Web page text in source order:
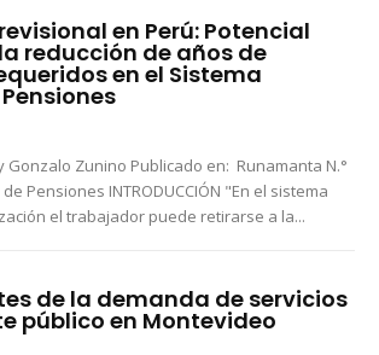
en Perú: Potencial
reducción de años de
en el Sistema
Gonzalo Zunino Publicado en: Runamanta N.°
"En el sistema
el trabajador puede retirarse a la...
de la demanda de servicios
público en Montevideo